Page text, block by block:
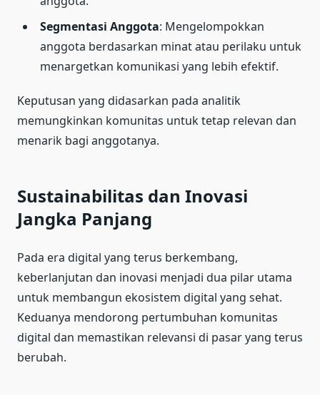
Segmentasi Anggota: Mengelompokkan
anggota berdasarkan minat atau perilaku untuk
menargetkan komunikasi yang lebih efektif.
Keputusan yang didasarkan pada analitik
memungkinkan komunitas untuk tetap relevan dan
menarik bagi anggotanya.
Sustainabilitas dan Inovasi
Jangka Panjang
Pada era digital yang terus berkembang,
keberlanjutan dan inovasi menjadi dua pilar utama
untuk membangun ekosistem digital yang sehat.
Keduanya mendorong pertumbuhan komunitas
digital dan memastikan relevansi di pasar yang terus
berubah.